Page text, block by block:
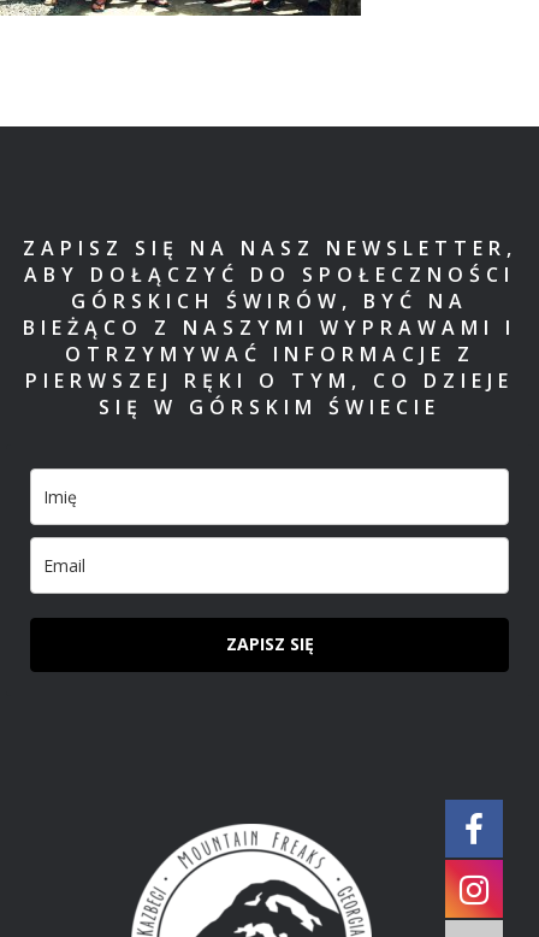
ZAPISZ SIĘ NA NASZ NEWSLETTER,
ABY DOŁĄCZYĆ DO SPOŁECZNOŚCI
GÓRSKICH ŚWIRÓW, BYĆ NA
BIEŻĄCO Z NASZYMI WYPRAWAMI I
OTRZYMYWAĆ INFORMACJE Z
PIERWSZEJ RĘKI O TYM, CO DZIEJE
SIĘ W GÓRSKIM ŚWIECIE
ZAPISZ SIĘ